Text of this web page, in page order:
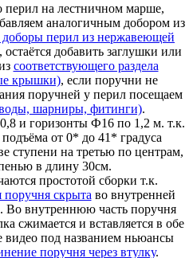
перил на лестничном марше,
аналогичным добором из
доборы перил из нержавеющей
добавить заглушки или
соответствующего раздела
крышки), если поручни не
поручней у перил посещаем
шарниры, фитинги).
и горизонты Ф16 по 1,2 м. т.к.
от 0* до 41* градуса
ступени на третью по центрам,
в длину 30см.
простотой сборки т.к.
поручня скрыта во внутренней
Во внутреннюю часть поручня
сжимается и вставляется в обе
видео под названием ньюансы
поручня через втулку.